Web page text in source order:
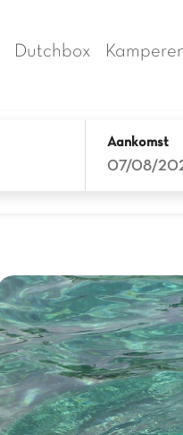
Dutchbox
Aankomst
07/08/